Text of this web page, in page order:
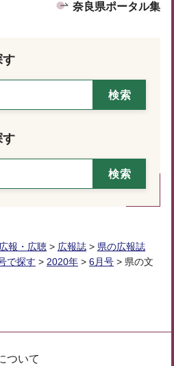
奈良県ポータル集
す
す
広報・広聴 > 広報誌 > 県の広報誌
で探す > 2020年 > 6月号 > 県の文
ついて